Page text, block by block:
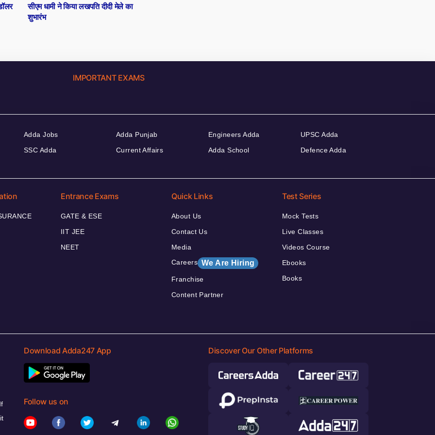
post:
सीएम धामी ने किया लखपति दीदी मेले का
शुभारंभ
IMPORTANT EXAMS
Adda Jobs
SSC Adda
Adda Punjab
Current Affairs
Engineers Adda
Adda School
UPSC Adda
Defence Adda
Entrance Exams
GATE & ESE
IIT JEE
NEET
Quick Links
About Us
Contact Us
Media
Careers We Are Hiring
Franchise
Content Partner
Test Series
Mock Tests
Live Classes
Videos Course
Ebooks
Books
Download Adda247 App
Follow us on
Discover Our Other Platforms